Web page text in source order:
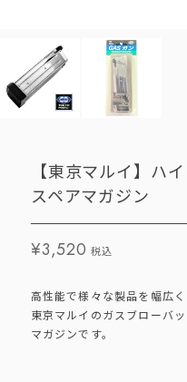
【東京マルイ】ハ
スペアマガジン
¥3,520 税込
高性能で様々な製品を幅広
東京マルイのガスブローバ
マガジンです。